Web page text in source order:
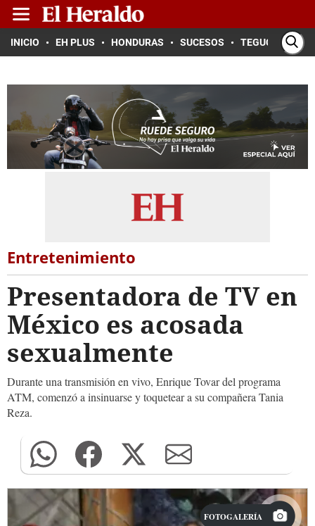
INICIO EH PLUS HONDURAS SUCESOS TEGUCIGALPA
Entretenimiento
Presentadora de TV en
México es acosada
sexualmente
Durante una transmisión en vivo, Enrique Tovar del programa
ATM, comenzó a insinuarse y toquetear a su compañera Tania
Reza.
FOTOGALERÍA